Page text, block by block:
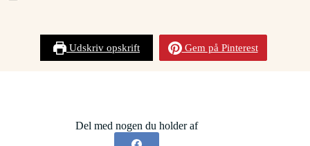
Udskriv opskrift Gem på Pinterest
Del med nogen du holder af